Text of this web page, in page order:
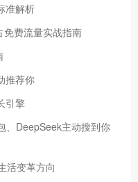
准解析
免费流量实战指南
推荐你
引擎
、DeepSeek主动搜到你
活变革方向